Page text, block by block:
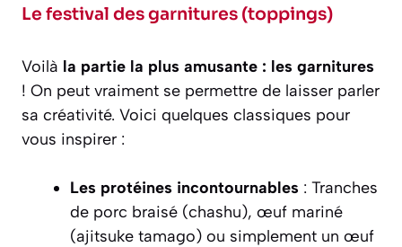
Le festival des garnitures (toppings)
Voilà la partie la plus amusante : les garnitures
! On peut vraiment se permettre de laisser parler
sa créativité. Voici quelques classiques pour
vous inspirer :
Les protéines incontournables : Tranches
de porc braisé (chashu), œuf mariné
(ajitsuke tamago) ou simplement un œuf